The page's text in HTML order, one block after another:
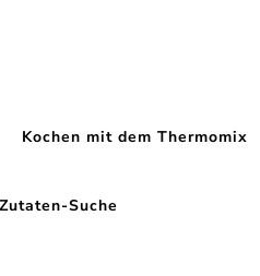
Kochen mit dem Thermomix
Suche